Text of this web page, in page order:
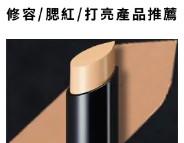
修容/腮紅/打亮產品推薦